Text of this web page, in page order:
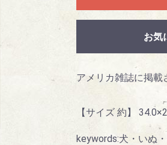
お気
アメリカ雑誌に掲載
【サイズ 約】
keywords:犬・いぬ